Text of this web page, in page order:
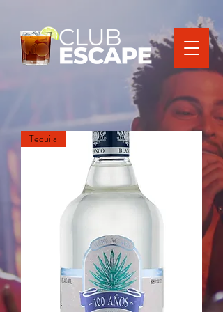
Tequila